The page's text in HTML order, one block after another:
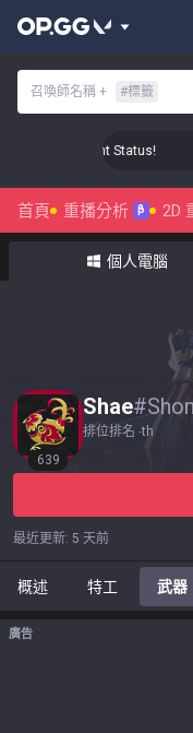
召喚師名稱 + #標籤
Aim to Radiant Status!
首頁 重播分析 β 2D
個人電腦
639
Shae#
排位排名 -th
最近更新: 5 天前
概述 特工 武器
廣告